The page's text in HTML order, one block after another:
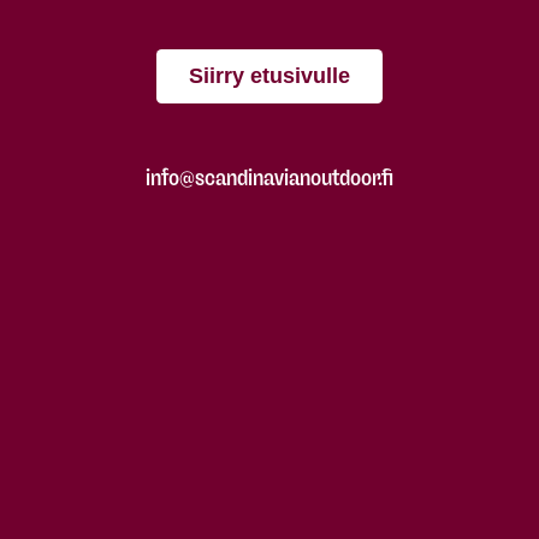
Siirry etusivulle
info@scandinavianoutdoor.fi